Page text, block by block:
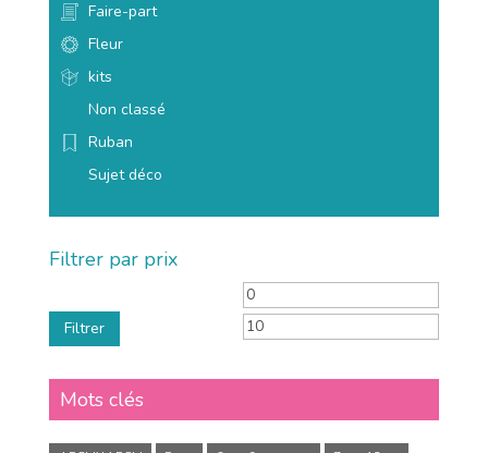
Faire-part
Fleur
kits
Non classé
Ruban
Sujet déco
Filtrer par prix
Filtrer
Mots clés